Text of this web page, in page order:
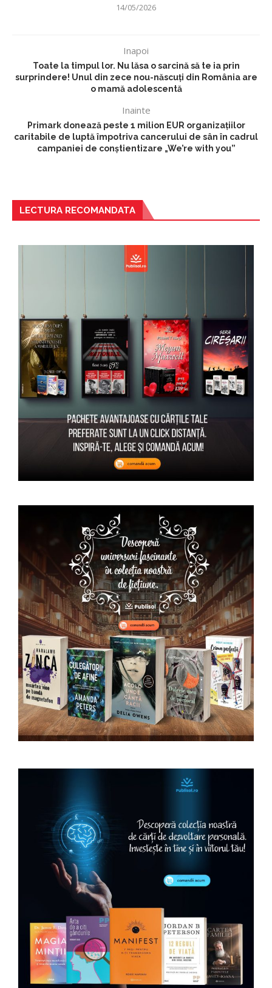
14/05/2026
Inapoi
Toate la timpul lor. Nu lăsa o sarcină să te ia prin
surprindere! Unul din zece nou-născuți din România are
o mamă adolescentă
Inainte
Primark donează peste 1 milion EUR organizațiilor
caritabile de luptă împotriva cancerului de sân în cadrul
campaniei de conștientizare „We’re with you”
LECTURA RECOMANDATA